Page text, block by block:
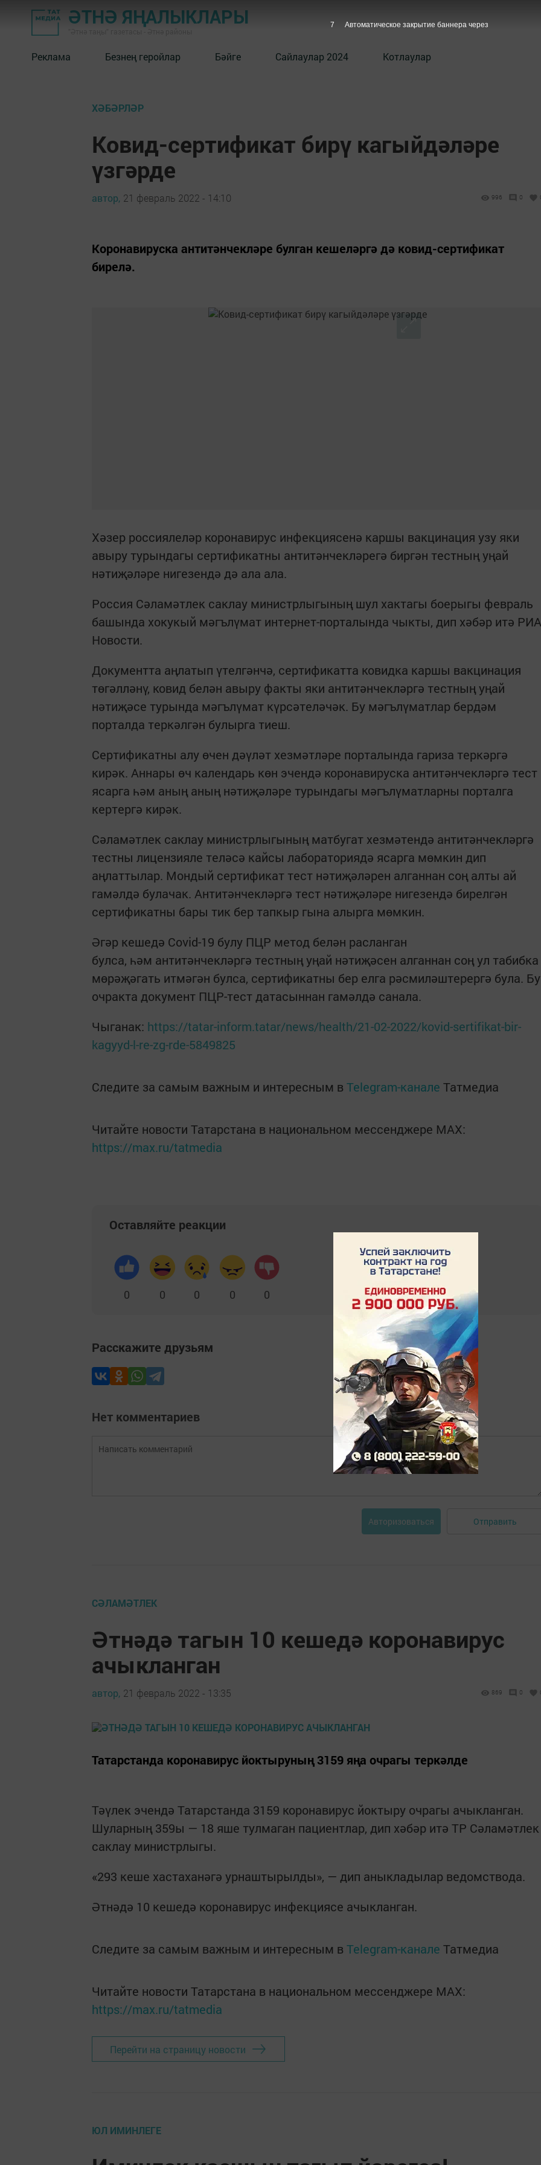
ӘТНӘ ЯҢАЛЫКЛАРЫ
Реклама Безнең геройлар Бәйге Сайлаулар 2024 Котлаулар
ХӘБӘРЛӘР
Ковид-сертификат бирү кагыйдәләре
үзгәрде
автор, 21 февраль 2022 - 14:10 996 0
Коронавируска антитәнчекләре булган кешеләргә дә ковид-сертификат
бирелә.
Хәзер россиялеләр коронавирус инфекциясенә каршы вакцинация узу яки
авыру турындагы сертификатны антитәнчекләрегә биргән тестның уңай
нәтиҗәләре нигезендә дә ала ала.
Россия Сәламәтлек саклау министрлыгының шул хактагы боерыгы февраль
башында хокукый мәгълүмат интернет-порталында чыкты, дип хәбәр итә РИА
Новости.
Документта аңлатып үтелгәнчә, сертификатта ковидка каршы вакцинация
төгәлләнү, ковид белән авыру факты яки антитәнчекләргә тестның уңай
нәтиҗәсе турында мәгълүмат күрсәтеләчәк. Бу мәгълүматлар бердәм
порталда теркәлгән булырга тиеш.
Сертификатны алу өчен дәүләт хезмәтләре порталында гариза теркәргә
кирәк. Аннары өч календарь көн эчендә коронавируска антитәнчекләргә тест
ясарга һәм аның аның нәтиҗәләре турындагы мәгълүматларны порталга
кертергә кирәк.
Сәламәтлек саклау министрлыгының матбугат хезмәтендә антитәнчекләргә
тестны лицензияле теләсә кайсы лабораториядә ясарга мөмкин дип
аңлаттылар. Мондый сертификат тест нәтиҗәләрен алганнан соң алты ай
гамәлдә булачак. Антитәнчекләргә тест нәтиҗәләре нигезендә бирелгән
сертификатны бары тик бер тапкыр гына алырга мөмкин.
Әгәр кешедә Covid-19 булу ПЦР метод белән расланган
булса, һәм антитәнчекләргә тестның уңай нәтиҗәсен алганнан соң ул табибка
мөрәҗәгать итмәгән булса, сертификатны бер елга рәсмиләштерергә була. Бу
очракта документ ПЦР-тест датасыннан гамәлдә санала.
Чыганак: https://tatar-inform.tatar/news/health/21-02-2022/kovid-sertifikat-bir-
kagyyd-l-re-zg-rde-5849825
Следите за самым важным и интересным в Telegram-канале Татмедиа
Читайте новости Татарстана в национальном мессенджере MАХ:
https://max.ru/tatmedia
Оставляйте реакции
0 0 0 0 0
Расскажите друзьям
Нет комментариев
Авторизоваться Отправить
СӘЛАМӘТЛЕК
Әтнәдә тагын 10 кешедә коронавирус
ачыкланган
автор, 21 февраль 2022 - 13:35 869 0
Татарстанда коронавирус йоктыруның 3159 яңа очрагы теркәлде
Тәүлек эчендә Татарстанда 3159 коронавирус йоктыру очрагы ачыкланган.
Шуларның 359ы — 18 яше тулмаган пациентлар, дип хәбәр итә ТР Сәламәтлек
саклау министрлыгы.
«293 кеше хастаханәгә урнаштырылды», — дип аныкладылар ведомствода.
Әтнәдә 10 кешедә коронавирус инфекциясе ачыкланган.
Следите за самым важным и интересным в Telegram-канале Татмедиа
Читайте новости Татарстана в национальном мессенджере MАХ:
https://max.ru/tatmedia
Перейти на страницу новости
ЮЛ ИМИНЛЕГЕ
6 Автоматическое закрытие баннера через